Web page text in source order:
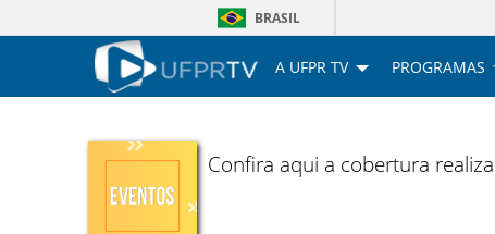
BRASIL
A UFPR TV PROGRAMAS
Confira aqui a cobertura